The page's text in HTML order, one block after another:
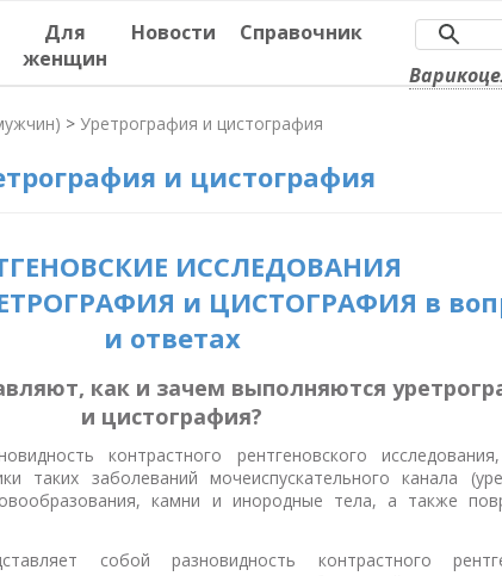
Для
женщин
Новости
Справочник
> Уретрография и цистография
и цистография
ИССЛЕДОВАНИЯ
и ЦИСТОГРАФИЯ в
и ответах
как и зачем выполняются
и цистография?
контрастного рентгеновского
таких заболеваний мочеиспускательного канала
камни и инородные тела, а также
собой разновидность контрастного